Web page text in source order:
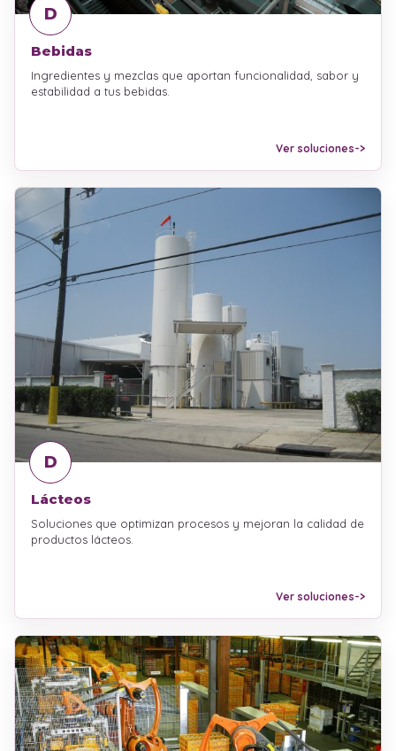
D
Bebidas
Ingredientes y mezclas que aportan funcionalidad, sabor y
estabilidad a tus bebidas.
Ver soluciones->
D
Lácteos
Soluciones que optimizan procesos y mejoran la calidad de
productos lácteos.
Ver soluciones->